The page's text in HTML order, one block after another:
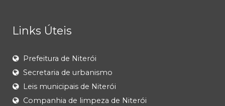
Links Úteis
Prefeitura de Niterói
Secretaria de urbanismo
Leis municipais de Niterói
Companhia de limpeza de Niterói